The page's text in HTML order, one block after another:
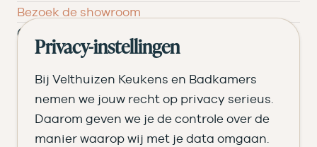
Bezoek de showroom
Ons verhaal
Team
Nieuws
Pluspunten
Privacy-instellingen
Bij Velthuizen Keukens en Badkamers
nemen we jouw recht op privacy serieus.
Daarom geven we je de controle over de
manier waarop wij met je data omgaan.